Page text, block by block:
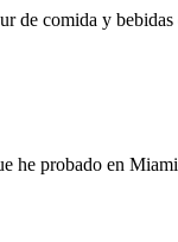
comida y
he probado en